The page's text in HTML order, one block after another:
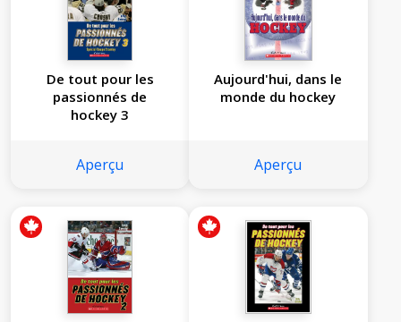
De tout pour les
passionnés de
hockey 3
Aperçu
Aujourd'hui, dans le
monde du hockey
Aperçu